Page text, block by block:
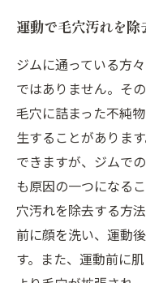
運動で毛穴汚れを除
ジムに通っている方
ではありません。そ
毛穴に詰まった不純
生することがありま
できますが、ジムで
も原因の一つになる
穴汚れを除去する方
前に顔を洗い、運動
す。また、運動前に